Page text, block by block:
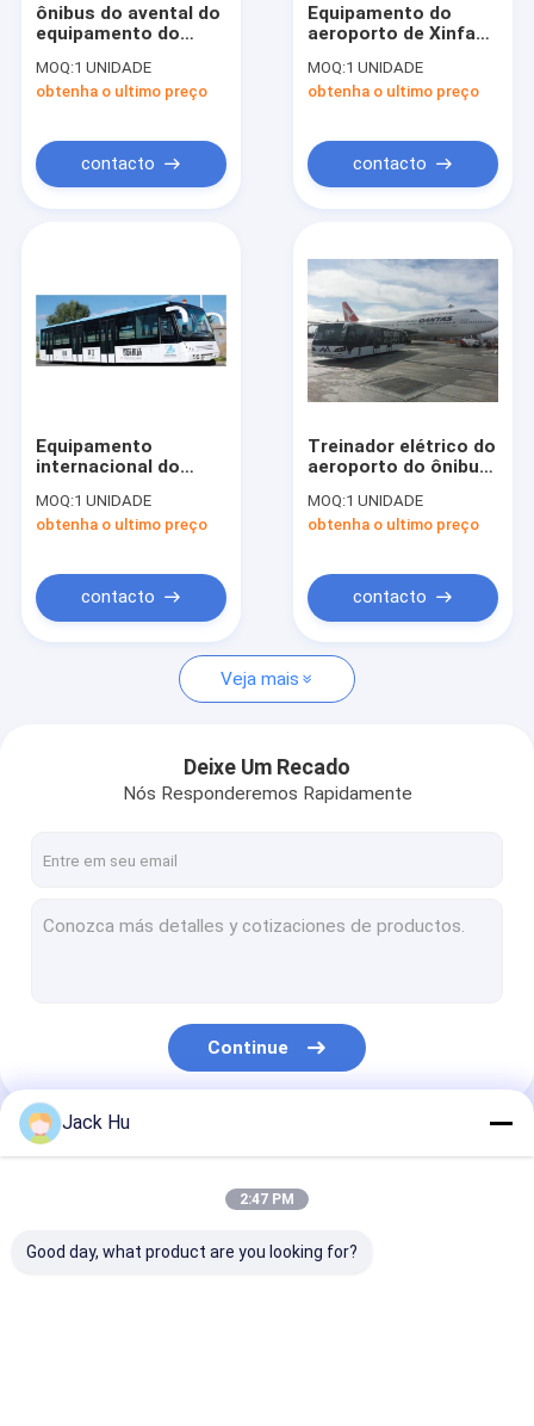
Sobre nós
Peça umas citações
Ônibus do avental do aeroporto
Escadas automotoras do passageiro
Aeroporto Ambulift
Caminhão de serviço de banheiro
Ônibus do passageiro do aeroporto
ônibus do avental do
equipamento do
200L Xinfa com
avental de alumínio
MOQ:1 UNIDADE
obtenha o ultimo preço
contacto
Equipamento do
aeroporto de Xinfa
com base de roda de
6700mm
MOQ:1 UNIDADE
obtenha o ultimo preço
contacto
Equipamento
internacional do
transfer do
aeroporto curto do
MOQ:1 UNIDADE
obtenha o ultimo preço
contacto
Treinador elétrico do
aeroporto do ônibus
internacional de
Seater do corpo de
MOQ:1 UNIDADE
obtenha o ultimo preço
contacto
Veja mais
Deixe Um Recado
Nós Responderemos Rapidamente
Continue
Nossas Categorias
Jack Hu
2:47 PM
Good day, what product are you looking for?